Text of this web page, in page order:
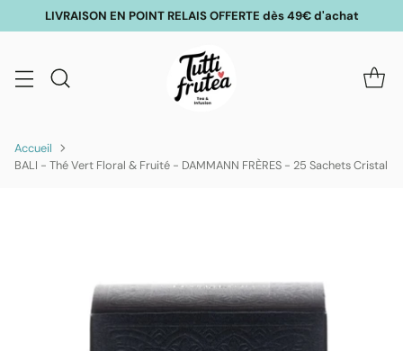
LIVRAISON EN POINT RELAIS OFFERTE dès 49€ d'achat
Accueil
BALI - Thé Vert Floral & Fruité - DAMMANN FRÈRES - 25 Sachets Cristal